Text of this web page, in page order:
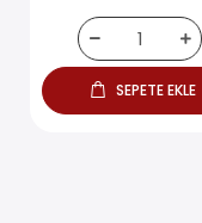
SEPETE EKLE